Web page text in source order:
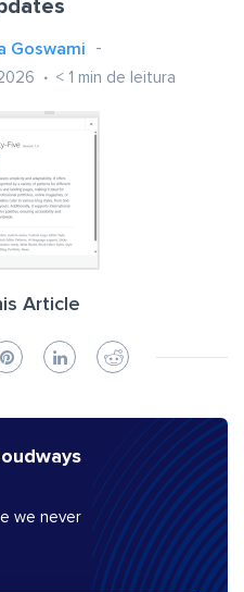
Goswami
< 1 min de leitura
Article
we never